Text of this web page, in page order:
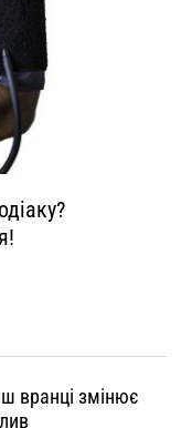
вранці змінює